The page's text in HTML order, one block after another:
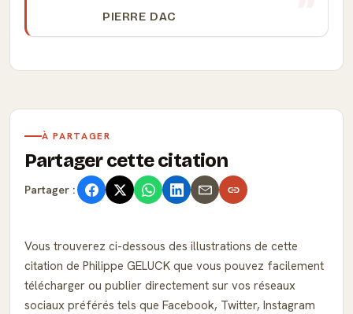
PIERRE DAC
À PARTAGER
Partager cette citation
Partager :
Vous trouverez ci-dessous des illustrations de cette
citation de Philippe GELUCK que vous pouvez facilement
télécharger ou publier directement sur vos réseaux
sociaux préférés tels que Facebook, Twitter, Instagram